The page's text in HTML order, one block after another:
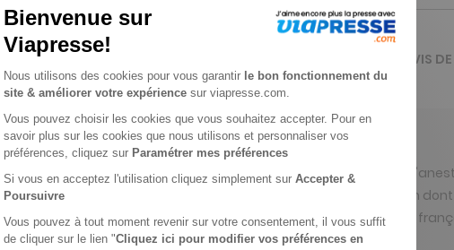
dans les trois champs d'activité pour lesquels ils sont formés :
scientifique, technique et pédagogique à une profession
qui achève de se positionner dans le paysage médical
archives sur www.em-consulte.com.
L'AVIS